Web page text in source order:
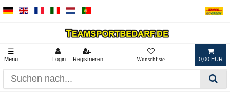
☰
Menü Login Registrieren 0,00 EUR